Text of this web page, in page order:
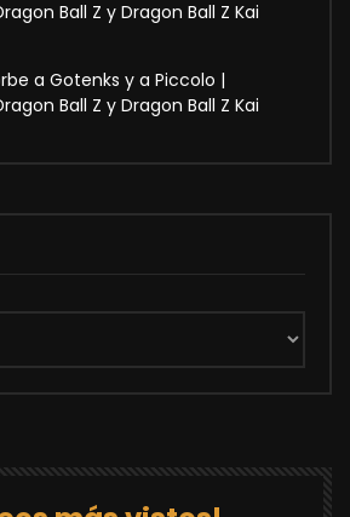
Ball Z y Dragon Ball Z Kai
a Gotenks y a Piccolo |
Ball Z y Dragon Ball Z Kai